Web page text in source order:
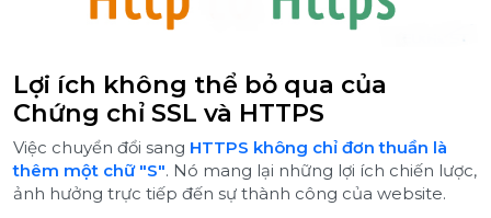
Lợi ích không thể bỏ qua của
Chứng chỉ SSL và HTTPS
Việc chuyển đổi sang HTTPS không chỉ đơn thuần là
thêm một chữ "S". Nó mang lại những lợi ích chiến lược,
ảnh hưởng trực tiếp đến sự thành công của website.